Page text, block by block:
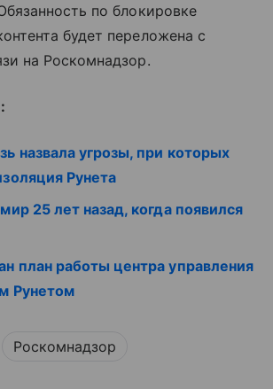
по блокировке
будет переложена с
на Роскомнадзор.
назвала угрозы, при которых
Рунета
25 лет назад, когда появился
план работы центра управления
Рунетом
Роскомнадзор